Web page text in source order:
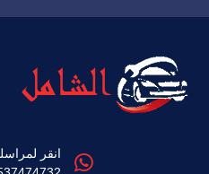
انقر